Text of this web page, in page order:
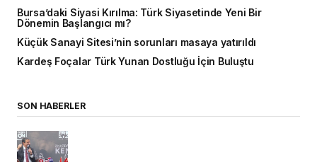
Bursa’daki Siyasi Kırılma: Türk Siyasetinde Yeni Bir
Dönemin Başlangıcı mı?
Küçük Sanayi Sitesi’nin sorunları masaya yatırıldı
Kardeş Foçalar Türk Yunan Dostluğu İçin Buluştu
SON HABERLER